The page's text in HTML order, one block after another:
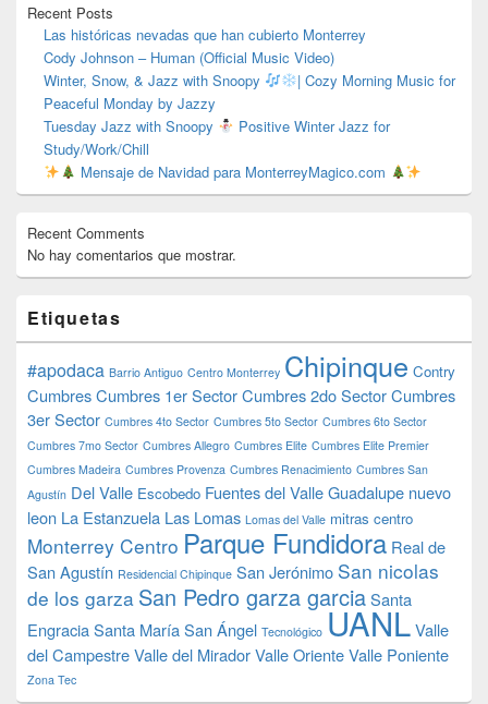
Recent Posts
Las históricas nevadas que han cubierto Monterrey
Cody Johnson – Human (Official Music Video)
Winter, Snow, & Jazz with Snoopy
| Cozy Morning Music for
Peaceful Monday by Jazzy
Tuesday Jazz with Snoopy
Positive Winter Jazz for
Study/Work/Chill
Mensaje de Navidad para MonterreyMagico.com
Recent Comments
No hay comentarios que mostrar.
Etiquetas
#apodaca Barrio Antiguo Centro Monterrey Chipinque Contry
CumbresCumbres 1er SectorCumbres 2do SectorCumbres
3er Sector Cumbres 4to Sector Cumbres 5to Sector Cumbres 6to Sector
Cumbres 7mo Sector Cumbres Allegro Cumbres Elite Cumbres Elite Premier
Cumbres Madeira Cumbres Provenza Cumbres Renacimiento Cumbres San
Agustín Del Valle Escobedo Fuentes del ValleGuadalupe nuevo
leon La Estanzuela Las Lomas Lomas del Valle mitras centro
Monterrey Centro Parque Fundidora Real de
San Agustín Residencial Chipinque San Jerónimo San nicolas
de los garza San Pedro garza garciaSanta
EngraciaSanta MaríaSan Ángel Tecnológico UANLValle
del CampestreValle del MiradorValle OrienteValle Poniente
Zona Tec